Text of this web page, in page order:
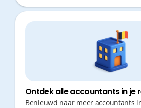
goede boekhouder is cruciaal: niet
correcte cijfers, maar vooral voor
advies en snelle antwoorden. In
is efficiëntie sleutel; uren verliezen
verplaatsingen voor een simpele
Ontdek alle accountants in je
Benieuwd naar meer accountants